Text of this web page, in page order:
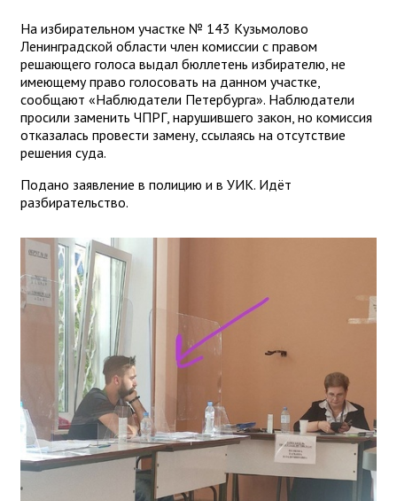
На избирательном участке № 143 Кузьмолово
Ленинградской области член комиссии с правом
решающего голоса выдал бюллетень избирателю, не
имеющему право голосовать на данном участке,
сообщают «Наблюдатели Петербурга». Наблюдатели
просили заменить ЧПРГ, нарушившего закон, но комиссия
отказалась провести замену, ссылаясь на отсутствие
решения суда.
Подано заявление в полицию и в УИК. Идёт
разбирательство.